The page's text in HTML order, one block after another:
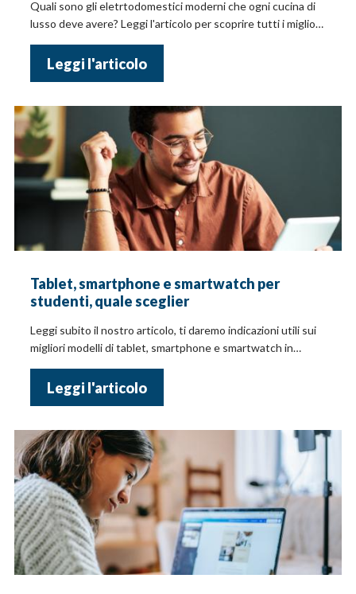
Quali sono gli eletrtodomestici moderni che ogni cucina di
lusso deve avere? Leggi l'articolo per scoprire tutti i migliori
Leggi l'articolo
Tablet, smartphone e smartwatch per
studenti, quale sceglier
Leggi subito il nostro articolo, ti daremo indicazioni utili sui
migliori modelli di tablet, smartphone e smartwatch in
Leggi l'articolo